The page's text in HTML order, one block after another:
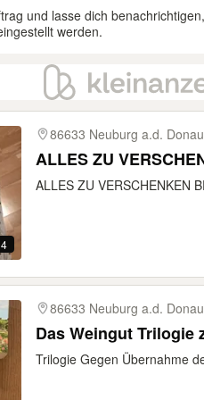
und lasse dich benachrichtigen,
werden.
4
86633 Neuburg a.d. Donau
ALLES ZU
ALLES ZU VERSCHENKEN
86633 Neuburg a.d. Donau
Das Weingut Trilogie
Trilogie Gegen Übernahme